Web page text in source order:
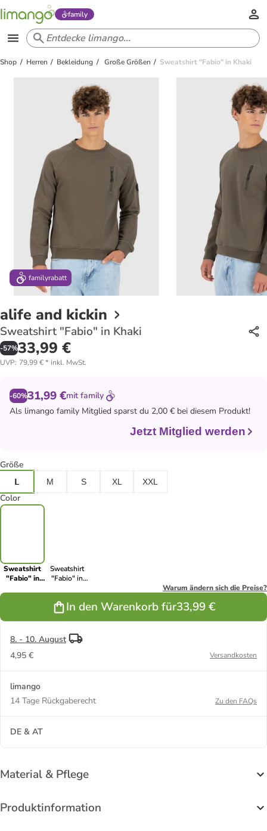
family
Shop Herren Bekleidung Große Größen Sweatshirt "Fabio" in Khaki
familyrabatt
alife and kickin
Sweatshirt "Fabio" in Khaki
-57%33,99 €
UVP: 79,99 €* inkl. MwSt.
-60%31,99 €mit family
Als limango family Mitglied sparst du 2,00 € bei diesem Produkt!
Jetzt Mitglied werden
Größe
L M S XL XXL
Color
Sweatshirt
"Fabio" in
Sweatshirt
"Fabio" in
Warum ändern sich die Preise?
In den Warenkorb für33,99 €
8. - 10. August
4,95 €
Versandkosten
limango
14 Tage Rückgaberecht
Zu den FAQs
DE & AT
Material & Pflege
Produktinformation